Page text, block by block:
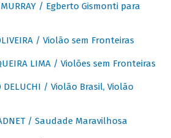
MURRAY / Egberto Gismonti para
/ Violão sem Fronteiras
LIMA / Violões sem Fronteiras
DELUCHI / Violão Brasil, Violão
/ Saudade Maravilhosa